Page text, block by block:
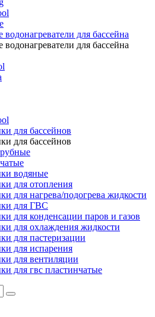
водонагреватели для бассейна
водонагреватели для бассейна
для бассейнов
для бассейнов
водяные
для отопления
для нагрева/подогрева жидкости
для ГВС
для конденсации паров и газов
для охлаждения жидкости
для пастеризации
для испарения
для вентиляции
для гвс пластинчатые